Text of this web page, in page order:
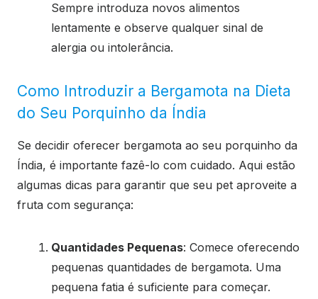
Sempre introduza novos alimentos
lentamente e observe qualquer sinal de
alergia ou intolerância.
Como Introduzir a Bergamota na Dieta
do Seu Porquinho da Índia
Se decidir oferecer bergamota ao seu porquinho da
Índia, é importante fazê-lo com cuidado. Aqui estão
algumas dicas para garantir que seu pet aproveite a
fruta com segurança:
Quantidades Pequenas: Comece oferecendo
pequenas quantidades de bergamota. Uma
pequena fatia é suficiente para começar.